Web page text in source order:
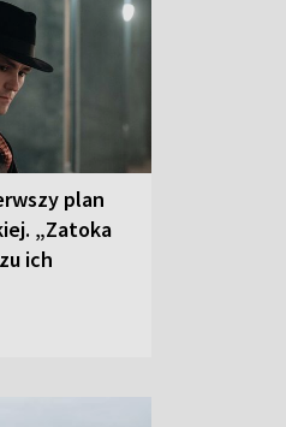
plan
„Zatoka
ich